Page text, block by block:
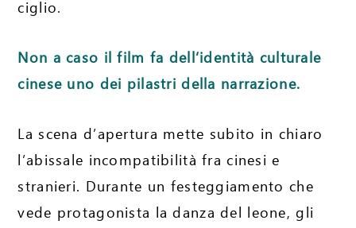
ciglio.
Non a caso il film fa dell’identità culturale
cinese uno dei pilastri della narrazione.
La scena d’apertura mette subito in chiaro
l’abissale incompatibilità fra cinesi e
stranieri. Durante un festeggiamento che
vede protagonista la danza del leone, gli